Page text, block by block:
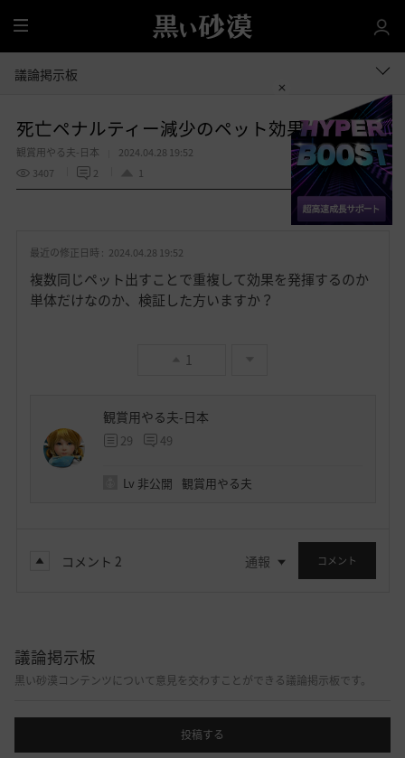
全
体
議論掲示板
死亡ペナルティー減少のペット効果
観賞用やる夫-日本
2024.04.28 19:52
3407
2 1
お
入
共有する
最近の修正日時 : 2024.04.28 19:52
複数同じペット出すことで重複して効果を発揮するのか
単体だけなのか、検証した方いますか？
1
観賞用やる夫-日本
29 49
Lv 非公開 観賞用やる夫
コメント 2 通報 コメント
議論掲示板
黒い砂漠コンテンツについて意見を交わすことができる議論掲示板です。
投稿する